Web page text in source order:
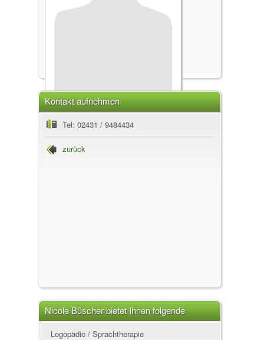
Nicole Büscher- Melanie Rautenberg
Nicole Büscher, Logopädin
Kontakt aufnehmen
Tel: 02431 / 9484434
zurück
Nicole Büscher bietet Ihnen folgende
Leistungen an
Logopädie / Sprachtherapie